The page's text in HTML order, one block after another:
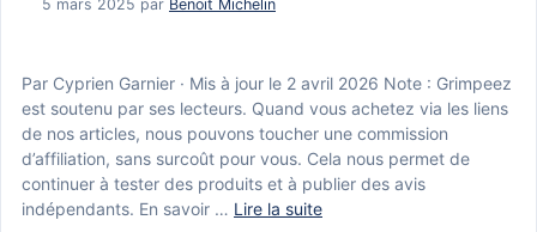
5 mars 2025 par Benoit Michelin
Par Cyprien Garnier · Mis à jour le 2 avril 2026 Note : Grimpeez
est soutenu par ses lecteurs. Quand vous achetez via les liens
de nos articles, nous pouvons toucher une commission
d’affiliation, sans surcoût pour vous. Cela nous permet de
continuer à tester des produits et à publier des avis
indépendants. En savoir … Lire la suite